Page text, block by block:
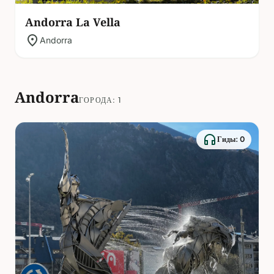
Andorra La Vella
location_on Andorra
AndorraГОРОДА: 1
headphones Гиды: 0